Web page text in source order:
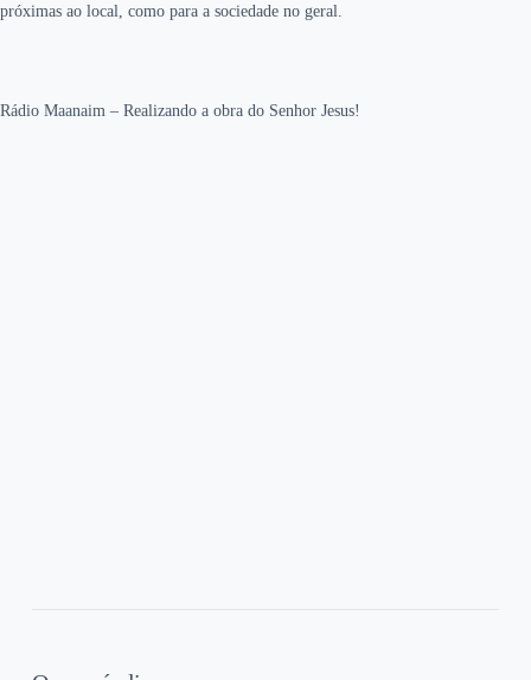
próximas ao local, como para a sociedade no geral.
Rádio Maanaim – Realizando a obra do Senhor Jesus!